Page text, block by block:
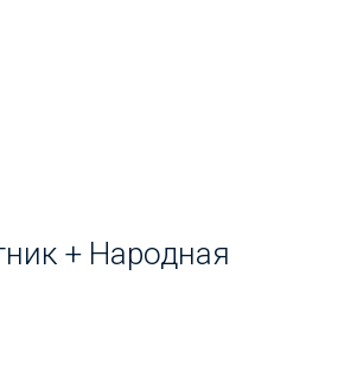
+ Народная